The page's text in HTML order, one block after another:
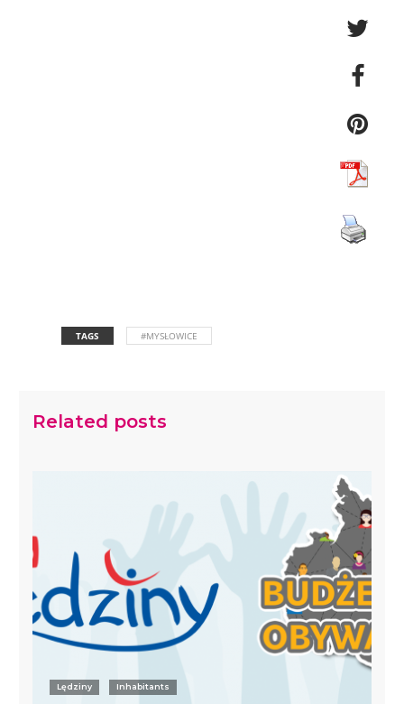
TAGS #MYSŁOWICE
Related posts
Lędziny Inhabitants